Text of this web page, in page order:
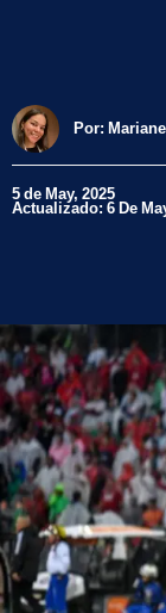
Por:
5 de May, 2025
Actualizado: 6 De